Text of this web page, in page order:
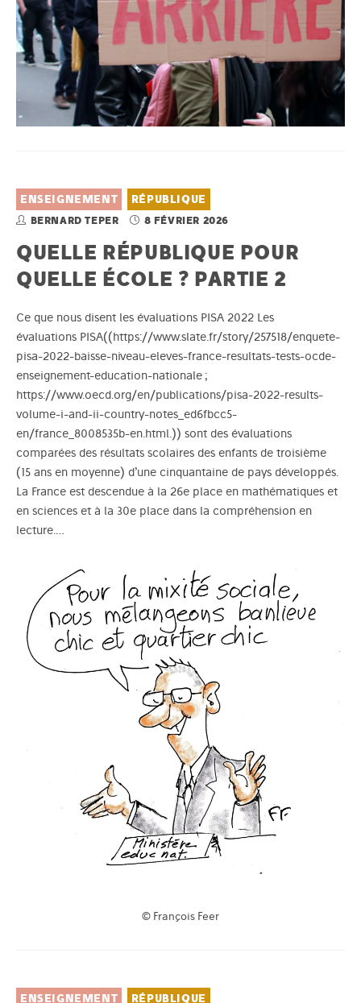
ENSEIGNEMENT RÉPUBLIQUE
BERNARD TEPER 8 FÉVRIER 2026
QUELLE RÉPUBLIQUE POUR
QUELLE ÉCOLE ? PARTIE 2
Ce que nous disent les évaluations PISA 2022 Les
évaluations PISA((https://www.slate.fr/story/257518/enquete-
pisa-2022-baisse-niveau-eleves-france-resultats-tests-ocde-
enseignement-education-nationale ;
https://www.oecd.org/en/publications/pisa-2022-results-
volume-i-and-ii-country-notes_ed6fbcc5-
en/france_8008535b-en.html.)) sont des évaluations
comparées des résultats scolaires des enfants de troisième
(15 ans en moyenne) d’une cinquantaine de pays développés.
La France est descendue à la 26e place en mathématiques et
en sciences et à la 30e place dans la compréhension en
lecture.…
© François Feer
ENSEIGNEMENT RÉPUBLIQUE